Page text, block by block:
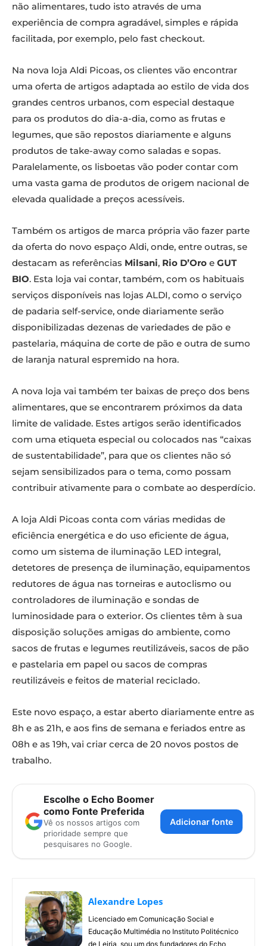
não alimentares, tudo isto através de uma
experiência de compra agradável, simples e rápida
facilitada, por exemplo, pelo fast checkout.
Na nova loja Aldi Picoas, os clientes vão encontrar
uma oferta de artigos adaptada ao estilo de vida dos
grandes centros urbanos, com especial destaque
para os produtos do dia-a-dia, como as frutas e
legumes, que são repostos diariamente e alguns
produtos de take-away como saladas e sopas.
Paralelamente, os lisboetas vão poder contar com
uma vasta gama de produtos de origem nacional de
elevada qualidade a preços acessíveis.
Também os artigos de marca própria vão fazer parte
da oferta do novo espaço Aldi, onde, entre outras, se
destacam as referências Milsani, Rio D’Oro e GUT
BIO. Esta loja vai contar, também, com os habituais
serviços disponíveis nas lojas ALDI, como o serviço
de padaria self-service, onde diariamente serão
disponibilizadas dezenas de variedades de pão e
pastelaria, máquina de corte de pão e outra de sumo
de laranja natural espremido na hora.
A nova loja vai também ter baixas de preço dos bens
alimentares, que se encontrarem próximos da data
limite de validade. Estes artigos serão identificados
com uma etiqueta especial ou colocados nas “caixas
de sustentabilidade”, para que os clientes não só
sejam sensibilizados para o tema, como possam
contribuir ativamente para o combate ao desperdício.
A loja Aldi Picoas conta com várias medidas de
eficiência energética e do uso eficiente de água,
como um sistema de iluminação LED integral,
detetores de presença de iluminação, equipamentos
redutores de água nas torneiras e autoclismo ou
controladores de iluminação e sondas de
luminosidade para o exterior. Os clientes têm à sua
disposição soluções amigas do ambiente, como
sacos de frutas e legumes reutilizáveis, sacos de pão
e pastelaria em papel ou sacos de compras
reutilizáveis e feitos de material reciclado.
Este novo espaço, a estar aberto diariamente entre as
8h e as 21h, e aos fins de semana e feriados entre as
08h e as 19h, vai criar cerca de 20 novos postos de
trabalho.
Escolhe o Echo Boomer
como Fonte Preferida
Vê os nossos artigos com
prioridade sempre que
pesquisares no Google.
Adicionar fonte
Alexandre Lopes
Licenciado em Comunicação Social e
Educação Multimédia no Instituto Politécnico
de Leiria, sou um dos fundadores do Echo